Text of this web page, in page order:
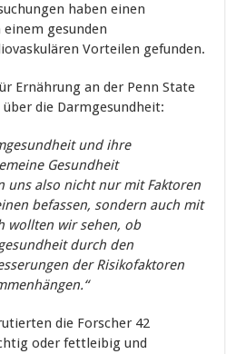
haben einen
gesunden
Vorteilen gefunden.
Ernährung an der Penn State
die Darmgesundheit:
und ihre
Gesundheit
uns also nicht nur mit Faktoren
befassen, sondern auch mit
wollten wir sehen, ob
durch den
der Risikofaktoren
die Forscher 42
oder fettleibig und